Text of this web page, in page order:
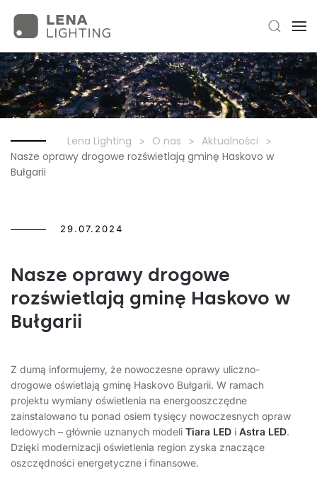
Lena Lighting O nas
Aktualności
Nasze oprawy drogowe rozświetlają gminę Haskovo w
Bułgarii
29.07.2024
Nasze oprawy drogowe
rozświetlają gminę Haskovo w
Bułgarii
Z dumą informujemy, że nowoczesne oprawy uliczno-
drogowe oświetlają gminę Haskovo Bułgarii. W ramach
projektu wymiany oświetlenia na energooszczędne
zainstalowano tu ponad osiem tysięcy nowoczesnych opraw
ledowych – głównie uznanych modeli Tiara LED i Astra LED.
Dzięki modernizacji oświetlenia region zyska znaczące
oszczędności energetyczne i finansowe.